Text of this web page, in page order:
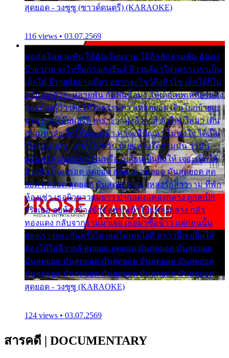
สุดยอด - วงซูซู (ซาวด์ดนตรี) (KARAOKE)
116 views • 03.07.2569
พ่อส่งเงินสามพัน ให้ฉันเรียนราม ได้อีกสักสามพัน ฉันคง
บ๊าย บาย จะไปซื้อกางเกงยีนส์ ลีวายส์มาใส่ เพราะเราเป็น
เด็กใต้ ลีวายส์อย่างเดียว อยากจะโชว์ถึงหิวโซ เด็กใต้ก็ไม่
หวั่น ตกตัวละหลายพัน กัดฟันซื้อมา ให้เด็กเทพเหลียวมอง
และต้องรู้ว่า เด็กใต้ไม่ธรรมดา แต่สุดยอด เดินโยกย้ายเย
ยวน กวนโอ๊ยพอได้ เพราะว่านุ่งลีวายส์ ตัวใหม่ใส่มา เดิน
เข้ามหาลัย จิ๊กโก๊มองหน้า ท่าจะมีปัญหา ไม่พอใจ ได้เป็น
เรื่องแน่นอน แต่ฉันไม่หวั่น เลยแหลงใต้ถามมัน ว่ามัน
พรั่นพรือ มันตอบว่าไม่พรื่อ เปลี่ยนเป็นยิ้มให้ เจอะเด็กใต้
ด้วยกัน ก็เลยรอด สุดยอด สุดยอด สุดยอด มันสุดยอด สุด
ยอด สุดยอด สุดยอด มันสุดยอด แอบหลงรักสาวราม ที่พัก
ห้องเช่า เธอผิวขาวผมยาว ปากแดงแหลงกลาง ถูกสเป็ก
จริงเธอ อยู่ห้องข้างข้าง อยากเข้าไปแหลงกลาง กลัว
ทองแดง กลับจากรามมาเจอ เธอมาซื้อข้าว แต่ก่อนนั้น
สองเรา เจอะกันครั้งใด เธอไม่เคยไยดี คราวนี้เธอยิ้มให้
ต้องให้ใส่ลีวายส์ สุดยอด สุดยอด มันสุดยอด มันสุดยอด
มันสุดยอด มันสุดยอด มันสุดยอด มันสุดยอด มันสุดยอด
มันสุดยอด มันสุดยอด มันสุดยอด มันสุดยอด มันสุดยอด
สุดยอด - วงซูซู (KARAOKE)
124 views • 03.07.2569
สารคดี | DOCUMENTARY